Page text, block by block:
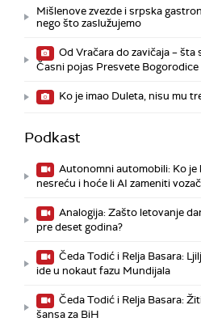
Mišlenove zvezde i srpska
nego što zaslužujemo
Od Vračara do zavičaja – šta
Časni pojas Presvete Bogorodice
Ko je imao Duleta, nisu mu
Podkast
Autonomni automobili: Ko
nesreću i hoće li AI zameniti
Analogija: Zašto letovanje
pre deset godina?
Čeda Todić i Relja Basara:
ide u nokaut fazu Mundijala
Čeda Todić i Relja Basara:
šansa za BiH